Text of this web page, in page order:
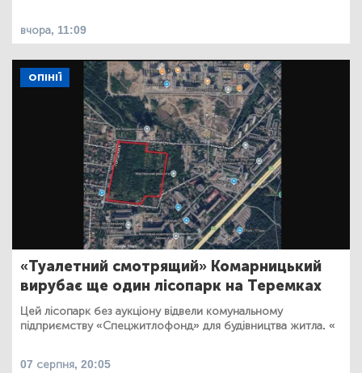
вчора, 11:09
ОПІНІЇ
«Туалетний смотрящий» Комарницький
вирубає ще один лісопарк на Теремках
Цей лісопарк без аукціону відвели комунальному
підприємству «Спецжитлофонд» для будівництва житла. «
07 серпня, 20:05